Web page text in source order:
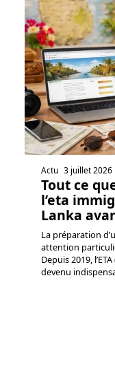
Actu 3 juillet 2026
Tout ce
l’eta
Lanka
La préparation
attention
Depuis 2019,
devenu